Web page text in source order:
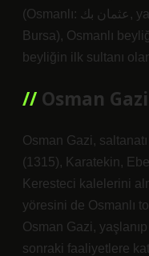
(Osmanlı: عثمان بك, yaklaşık 1254–58, Söğüt – 1324,
Bursa), Osmanlı
beyliğin ilk sultanı
Osman
Osman Gazi, saltanatı
(1315), Karatekin,
Keresteci kalelerini
yöresini de Osmanlı
Osman Gazi,
sonraki faaliyetlere